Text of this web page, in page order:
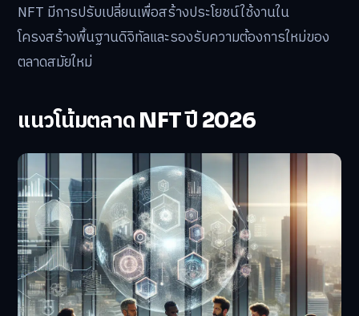
NFT มีการปรับเปลี่ยนเพื่อสร้างประโยชน์ใช้งานใน
โครงสร้างพื้นฐานดิจิทัลและรองรับความต้องการใหม่ของ
ตลาดสมัยใหม่
แนวโน้มตลาด NFT ปี 2026